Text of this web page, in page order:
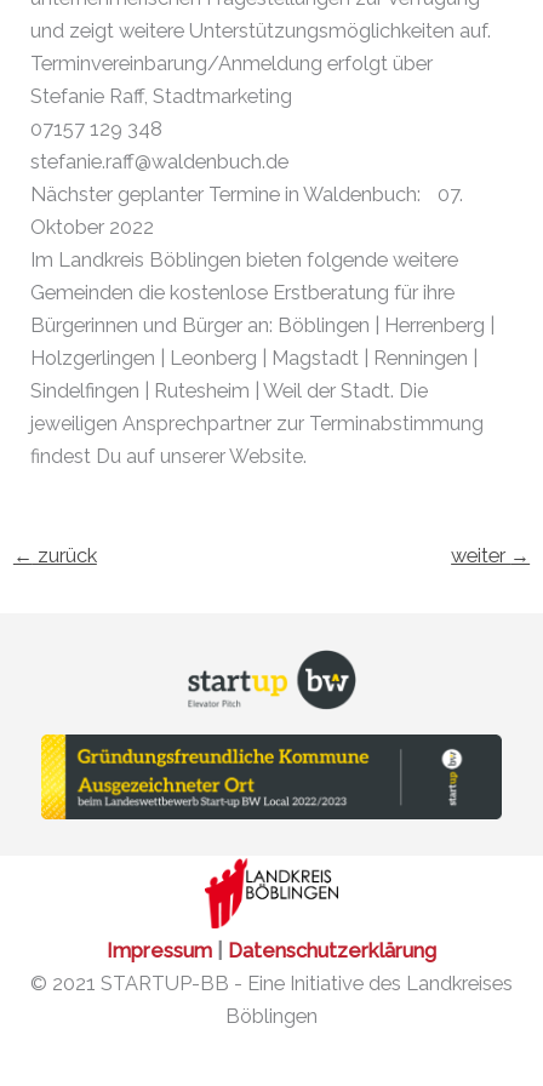
und zeigt weitere Unterstützungsmöglichkeiten auf.
Terminvereinbarung/Anmeldung erfolgt über
Stefanie Raff, Stadtmarketing
07157 129 348
stefanie.raff@waldenbuch.de
Nächster geplanter Termine in Waldenbuch: 07.
Oktober 2022
Im Landkreis Böblingen bieten folgende weitere
Gemeinden die kostenlose Erstberatung für ihre
Bürgerinnen und Bürger an: Böblingen | Herrenberg |
Holzgerlingen | Leonberg | Magstadt | Renningen |
Sindelfingen | Rutesheim | Weil der Stadt. Die
jeweiligen Ansprechpartner zur Terminabstimmung
findest Du auf unserer Website.
← zurück weiter →
Impressum
Datenschutzerklärung
© 2021 STARTUP-BB - Eine Initiative des Landkreises
Böblingen